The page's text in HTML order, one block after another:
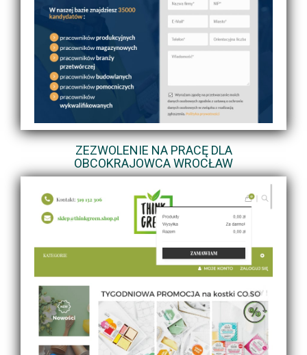
ZEZWOLENIE NA PRACĘ DLA
OBCOKRAJOWCA WROCŁAW